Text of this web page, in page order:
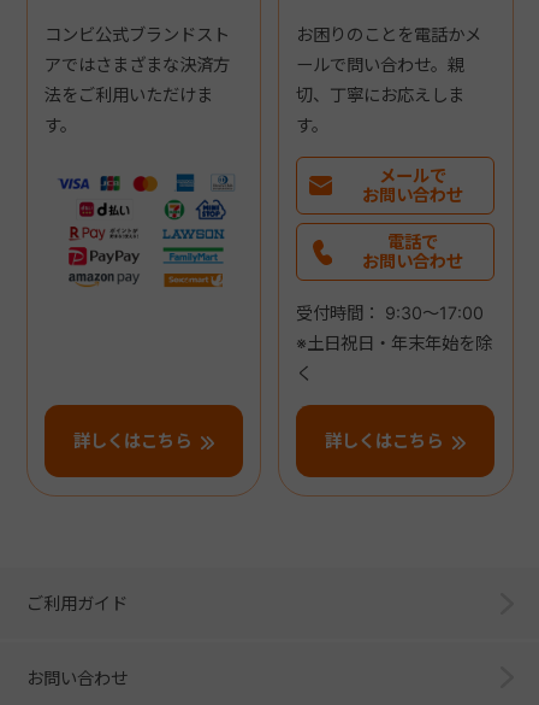
コンビ公式ブランドスト
アではさまざまな決済方
法をご利用いただけま
す。
詳しくはこちら
お困りのことを電話かメ
ールで問い合わせ。親
切、丁寧にお応えしま
す。
メールで
お問い合わせ
電話で
お問い合わせ
受付時間： 9:30～17:00
※土日祝日・年末年始を除
く
詳しくはこちら
ご利用ガイド
お問い合わせ